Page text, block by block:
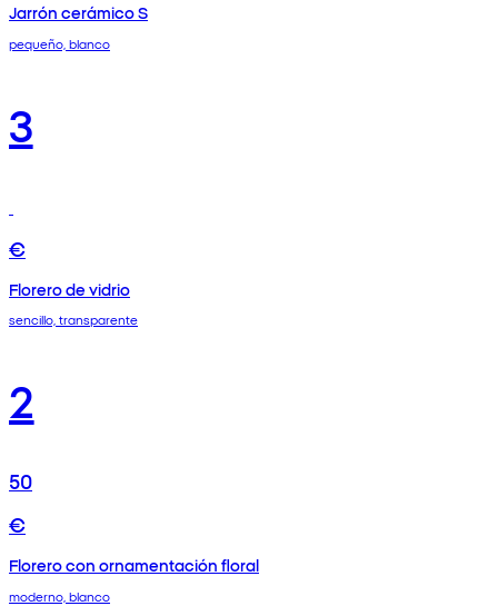
Jarrón cerámico S
pequeño, blanco
3
€
Florero de vidrio
sencillo, transparente
2
50
€
Florero con ornamentación floral
moderno, blanco